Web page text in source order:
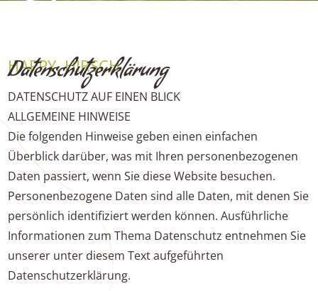
HAPPY. HIRSCH
Datenschutzerklärung
DATENSCHUTZ AUF EINEN BLICK
ALLGEMEINE HINWEISE
Die folgenden Hinweise geben einen einfachen
Überblick darüber, was mit Ihren personenbezogenen
Daten passiert, wenn Sie diese Website besuchen.
Personenbezogene Daten sind alle Daten, mit denen Sie
persönlich identifiziert werden können. Ausführliche
Informationen zum Thema Datenschutz entnehmen Sie
unserer unter diesem Text aufgeführten
Datenschutzerklärung.